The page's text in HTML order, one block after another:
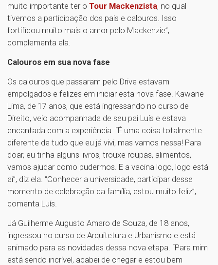
muito importante ter o Tour Mackenzista, no qual
tivemos a participação dos pais e calouros. Isso
fortificou muito mais o amor pelo Mackenzie”,
complementa ela.
Calouros em sua nova fase
Os calouros que passaram pelo Drive estavam
empolgados e felizes em iniciar esta nova fase. Kawane
Lima, de 17 anos, que está ingressando no curso de
Direito, veio acompanhada de seu pai Luís e estava
encantada com a experiência. “É uma coisa totalmente
diferente de tudo que eu já vivi, mas vamos nessa! Para
doar, eu tinha alguns livros, trouxe roupas, alimentos,
vamos ajudar como pudermos. E a vacina logo, logo está
aí”, diz ela. “Conhecer a universidade, participar desse
momento de celebração da família, estou muito feliz”,
comenta Luís.
Já Guilherme Augusto Amaro de Souza, de 18 anos,
ingressou no curso de Arquitetura e Urbanismo e está ​
animado para as novidades dessa nova etapa. “Para mim
está sendo incrível, acabei de chegar e estou bem